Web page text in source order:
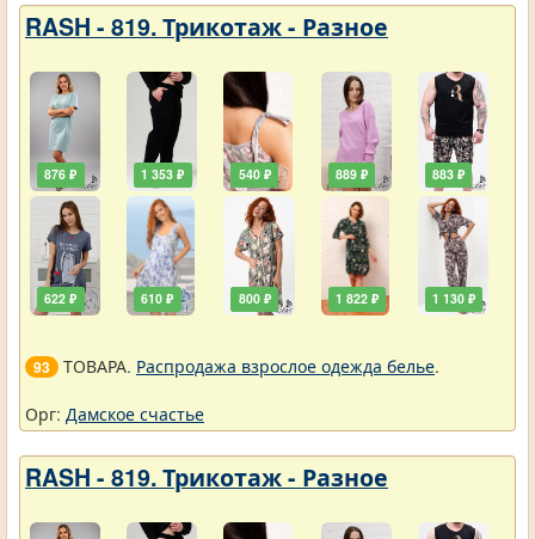
RASH - 819. Трикотаж - Разное
876 ₽
622 ₽
1 353 ₽
610 ₽
540 ₽
800 ₽
889 ₽
1 822 ₽
883 ₽
1 130 ₽
93 ТОВАРА. Распродажа взрослое одежда белье.
Орг: Дамское счастье
RASH - 819. Трикотаж - Разное